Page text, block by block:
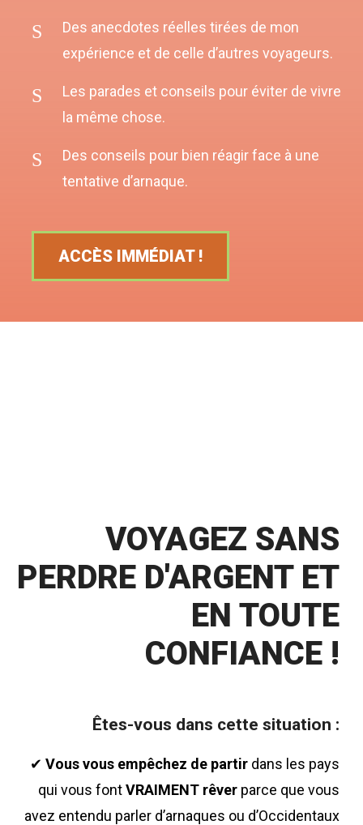
Des anecdotes réelles tirées de mon
expérience et de celle d’autres voyageurs.
Les parades et conseils pour éviter de vivre
la même chose.
Des conseils pour bien réagir face à une
tentative d’arnaque.
ACCÈS IMMÉDIAT !
VOYAGEZ SANS
PERDRE D'ARGENT ET
EN TOUTE
CONFIANCE !
Êtes-vous dans cette situation :
✔ Vous vous empêchez de partir dans les pays
qui vous fontVRAIMENT rêver parce que vous
avez entendu parler d’arnaques ou d’Occidentaux